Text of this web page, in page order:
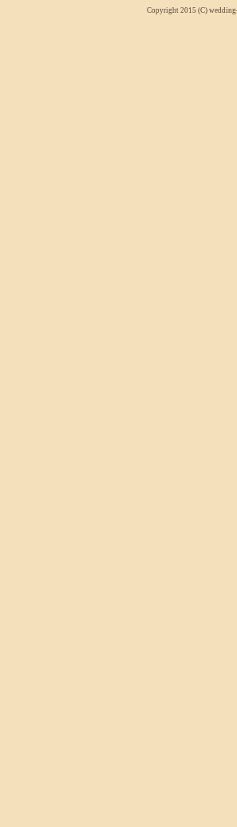
Copyright 2015 (C)